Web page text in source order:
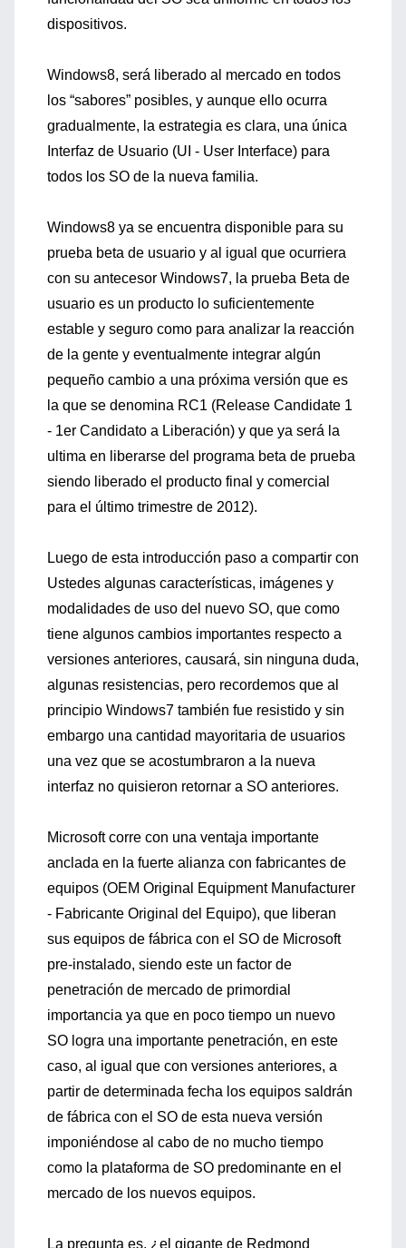
dispositivos.
Windows8, será liberado al mercado en todos
los “sabores” posibles, y aunque ello ocurra
gradualmente, la estrategia es clara, una única
Interfaz de Usuario (UI - User Interface) para
todos los SO de la nueva familia.
Windows8 ya se encuentra disponible para su
prueba beta de usuario y al igual que ocurriera
con su antecesor Windows7, la prueba Beta de
usuario es un producto lo suficientemente
estable y seguro como para analizar la reacción
de la gente y eventualmente integrar algún
pequeño cambio a una próxima versión que es
la que se denomina RC1 (Release Candidate 1
- 1er Candidato a Liberación) y que ya será la
ultima en liberarse del programa beta de prueba
siendo liberado el producto final y comercial
para el último trimestre de 2012).
Luego de esta introducción paso a compartir con
Ustedes algunas características, imágenes y
modalidades de uso del nuevo SO, que como
tiene algunos cambios importantes respecto a
versiones anteriores, causará, sin ninguna duda,
algunas resistencias, pero recordemos que al
principio Windows7 también fue resistido y sin
embargo una cantidad mayoritaria de usuarios
una vez que se acostumbraron a la nueva
interfaz no quisieron retornar a SO anteriores.
Microsoft corre con una ventaja importante
anclada en la fuerte alianza con fabricantes de
equipos (OEM Original Equipment Manufacturer
- Fabricante Original del Equipo), que liberan
sus equipos de fábrica con el SO de Microsoft
pre-instalado, siendo este un factor de
penetración de mercado de primordial
importancia ya que en poco tiempo un nuevo
SO logra una importante penetración, en este
caso, al igual que con versiones anteriores, a
partir de determinada fecha los equipos saldrán
de fábrica con el SO de esta nueva versión
imponiéndose al cabo de no mucho tiempo
como la plataforma de SO predominante en el
mercado de los nuevos equipos.
La pregunta es, ¿el gigante de Redmond